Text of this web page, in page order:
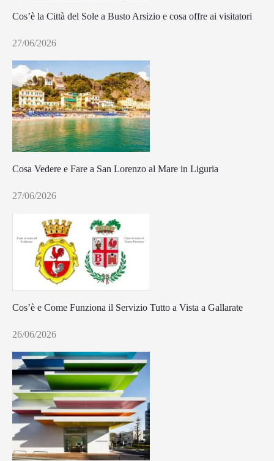
Cos’è la Città del Sole a Busto Arsizio e cosa offre ai visitatori
27/06/2026
Cosa Vedere e Fare a San Lorenzo al Mare in Liguria
27/06/2026
Cos’è e Come Funziona il Servizio Tutto a Vista a Gallarate
26/06/2026